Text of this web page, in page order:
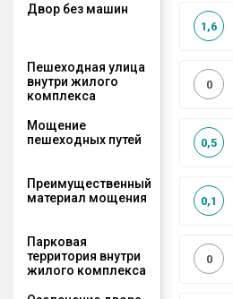
Двор без машин
1,6
Пешеходная улица
внутри жилого
комплекса
0
Мощение
пешеходных путей
0,5
Преимущественный
материал мощения
0,1
Парковая
территория внутри
жилого комплекса
0